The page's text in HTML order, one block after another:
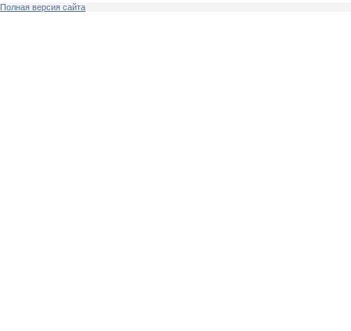
Полная версия сайта